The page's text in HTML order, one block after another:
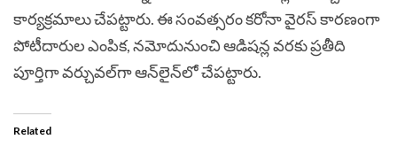
కార్యక్రమాలు చేపట్టారు. ఈ సంవత్సరం కరోనా వైరస్ కారణంగా
పోటీదారుల ఎంపిక, నమోదునుంచి ఆడిషన్ల వరకు ప్రతీది
పూర్తిగా వర్చువల్‌గా ఆన్‌లైన్‌లో చేపట్టారు.
Related